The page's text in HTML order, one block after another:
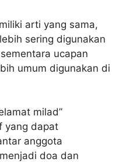
arti yang sama,
sering digunakan
ucapan
umum digunakan di
milad”
yang dapat
anggota
doa dan